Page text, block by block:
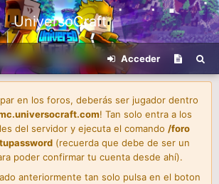
UniversoCraft
Acceder
en los foros, deberás ser jugador dentro
! Tan solo entra a los
del servidor y ejecuta el comando /foro
tupassword(recuerda que debe de ser un
poder confirmar tu cuenta desde ahí).
anteriormente tan solo pulsa en el boton